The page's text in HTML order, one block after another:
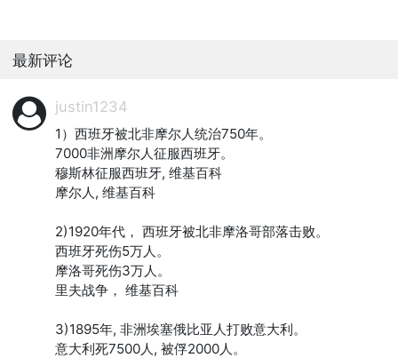
最新评论
justin1234
1）西班牙被北非摩尔人统治750年。
7000非洲摩尔人征服西班牙。
穆斯林征服西班牙, 维基百科
摩尔人, 维基百科
2)1920年代， 西班牙被北非摩洛哥部落击败。
西班牙死伤5万人。
摩洛哥死伤3万人。
里夫战争， 维基百科
3)1895年, 非洲埃塞俄比亚人打败意大利。
意大利死7500人, 被俘2000人。